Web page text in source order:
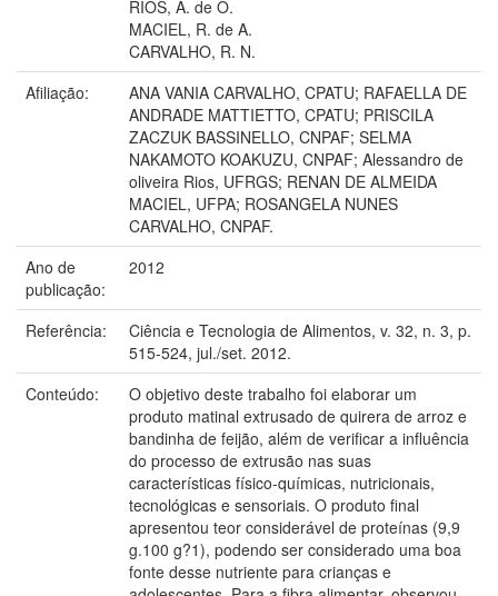
RIOS, A. de O.
MACIEL, R. de A.
CARVALHO, R. N.
Afiliação:
ANA VANIA CARVALHO, CPATU; RAFAELLA DE
ANDRADE MATTIETTO, CPATU; PRISCILA
ZACZUK BASSINELLO, CNPAF; SELMA
NAKAMOTO KOAKUZU, CNPAF; Alessandro de
oliveira Rios, UFRGS; RENAN DE ALMEIDA
MACIEL, UFPA; ROSANGELA NUNES
CARVALHO, CNPAF.
Ano de
publicação:
2012
Referência:
Ciência e Tecnologia de Alimentos, v. 32, n. 3, p.
515-524, jul./set. 2012.
Conteúdo:
O objetivo deste trabalho foi elaborar um
produto matinal extrusado de quirera de arroz e
bandinha de feijão, além de verificar a influência
do processo de extrusão nas suas
características físico-químicas, nutricionais,
tecnológicas e sensoriais. O produto final
apresentou teor considerável de proteínas (9,9
g.100 g?1), podendo ser considerado uma boa
fonte desse nutriente para crianças e